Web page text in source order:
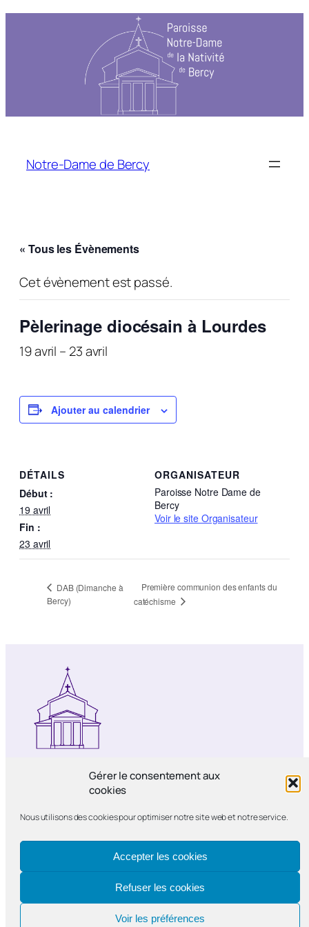
Gérer le consentement aux
cookies
Nous utilisons des cookies pour optimiser notre site web et notre service.
Accepter les cookies
Refuser les cookies
Voir les préférences
Notre-Dame de Bercy
« Tous les Évènements
Cet évènement est passé.
Pèlerinage diocésain à Lourdes
19 avril – 23 avril
Ajouter au calendrier
DÉTAILS
Début :
19 avril
Fin :
23 avril
ORGANISATEUR
Paroisse Notre Dame de
Bercy
Voir le site Organisateur
DAB (Dimanche à
Bercy)
Première communion des enfants du
catéchisme
Notre-Dame de Bercy
Paroisse catholique Notre-Dame de la